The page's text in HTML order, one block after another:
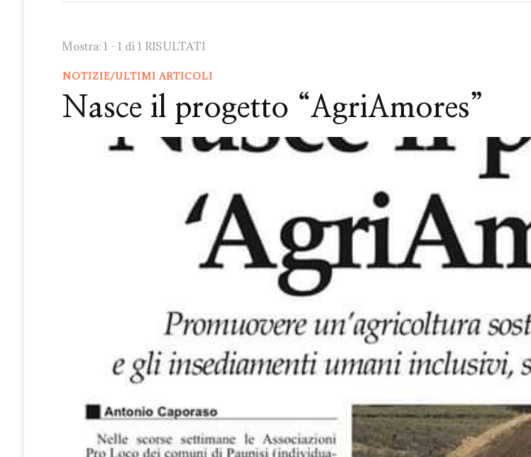
Mostra: 1 - 1 di 1 RISULTATI
NOTIZIE/ULTIMI ARTICOLI
Nasce il progetto “AgriAmores”